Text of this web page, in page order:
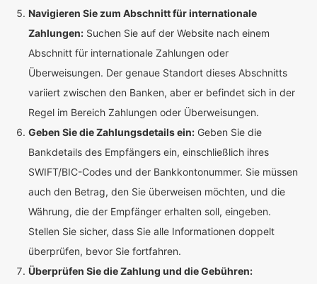
Navigieren Sie zum Abschnitt für internationale
Zahlungen: Suchen Sie auf der Website nach einem
Abschnitt für internationale Zahlungen oder
Überweisungen. Der genaue Standort dieses Abschnitts
variiert zwischen den Banken, aber er befindet sich in der
Regel im Bereich Zahlungen oder Überweisungen.
Geben Sie die Zahlungsdetails ein: Geben Sie die
Bankdetails des Empfängers ein, einschließlich ihres
SWIFT/BIC-Codes und der Bankkontonummer. Sie müssen
auch den Betrag, den Sie überweisen möchten, und die
Währung, die der Empfänger erhalten soll, eingeben.
Stellen Sie sicher, dass Sie alle Informationen doppelt
überprüfen, bevor Sie fortfahren.
Überprüfen Sie die Zahlung und die Gebühren: